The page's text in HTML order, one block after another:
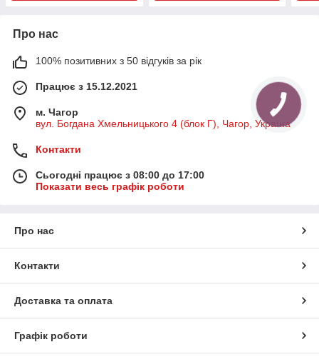
Про нас
100% позитивних з 50 відгуків за рік
Працює з 15.12.2021
м. Чагор
вул. Богдана Хмельницького 4 (блок Г), Чагор, Україна
Контакти
Сьогодні працює з 08:00 до 17:00
Показати весь графік роботи
Про нас
Контакти
Доставка та оплата
Графік роботи